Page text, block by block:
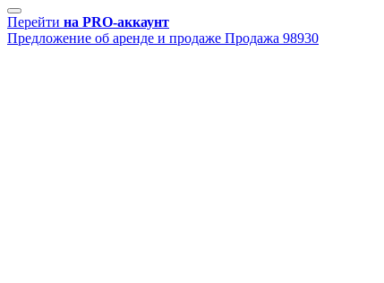
Перейти на PRO-аккаунт
Предложение об аренде и продаже Продажа 98930